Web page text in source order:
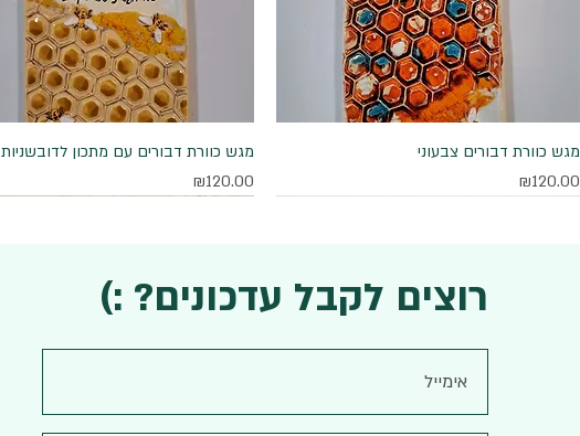
תצוגה מהירה
מגש כוורת דבורים צבעוני
מחיר
₪120.00
תצוגה מהירה
מגש כוורת דבורים עם מתכון לדובשניות
מחיר
₪120.00
רוצים לקבל עדכונים? :)